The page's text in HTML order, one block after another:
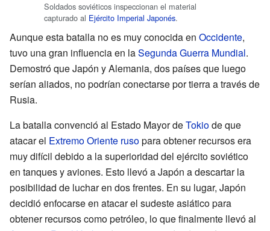
Soldados soviéticos inspeccionan el material
capturado al Ejército Imperial Japonés.
Aunque esta batalla no es muy conocida en Occidente,
tuvo una gran influencia en laSegunda Guerra Mundial.
Demostró que Japón y Alemania, dos países que luego
serían aliados, no podrían conectarse por tierra a través de
Rusia.
La batalla convenció al Estado Mayor deTokiode que
atacar el Extremo Oriente rusopara obtener recursos era
muy difícil debido a la superioridad del ejército soviético
en tanques y aviones. Esto llevó a Japón a descartar la
posibilidad de luchar en dos frentes. En su lugar, Japón
decidió enfocarse en atacar el sudeste asiático para
obtener recursos como petróleo, lo que finalmente llevó al